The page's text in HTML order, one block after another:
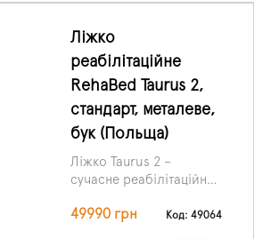
Ліжко
реабілітаційне
RehaBed Taurus 2,
стандарт, металеве,
бук (Польща)
Ліжко Taurus 2 –
сучасне реабілітаційне
максимальний комфорт
49990 грн Код: 49064